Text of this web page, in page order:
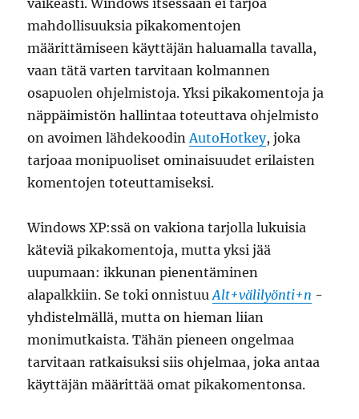
vaikeasti. Windows itsessään ei tarjoa
mahdollisuuksia pikakomentojen
määrittämiseen käyttäjän haluamalla tavalla,
vaan tätä varten tarvitaan kolmannen
osapuolen ohjelmistoja. Yksi pikakomentoja ja
näppäimistön hallintaa toteuttava ohjelmisto
on avoimen lähdekoodinAutoHotkey, joka
tarjoaa monipuoliset ominaisuudet erilaisten
komentojen toteuttamiseksi.
Windows XP:ssä on vakiona tarjolla lukuisia
käteviä pikakomentoja, mutta yksi jää
uupumaan: ikkunan pienentäminen
alapalkkiin. Se toki onnistuuAlt+välilyönti+n -
yhdistelmällä, mutta on hieman liian
monimutkaista. Tähän pieneen ongelmaa
tarvitaan ratkaisuksi siis ohjelmaa, joka antaa
käyttäjän määrittää omat pikakomentonsa.